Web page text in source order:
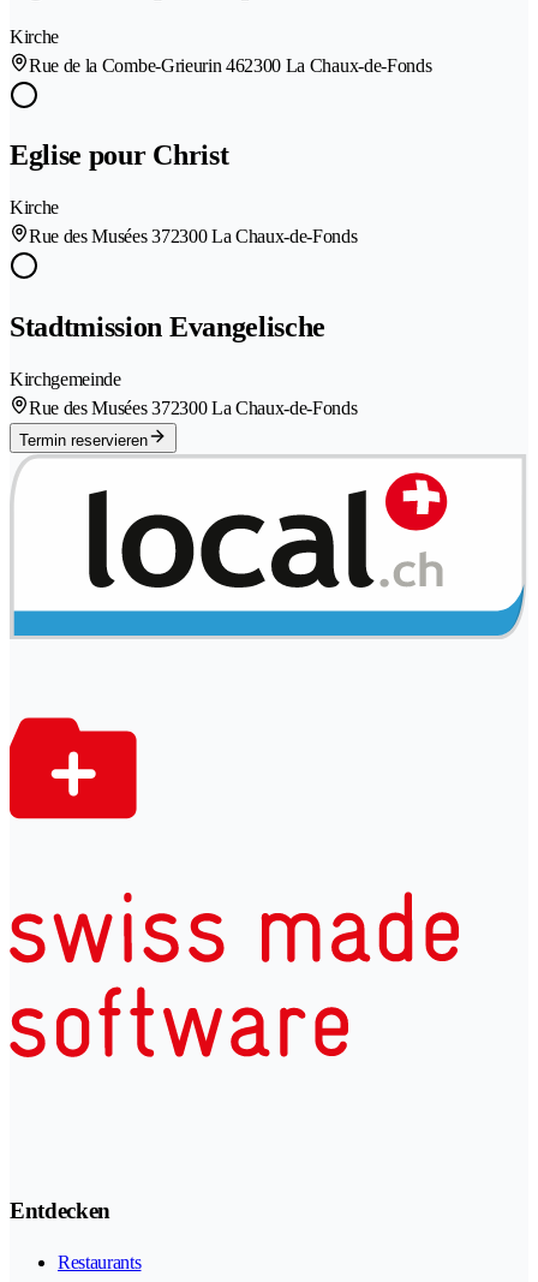
Kirche
Rue de la Combe-Grieurin 462300 La Chaux-de-Fonds
Eglise pour Christ
Kirche
Rue des Musées 372300 La Chaux-de-Fonds
Stadtmission Evangelische
Kirchgemeinde
Rue des Musées 372300 La Chaux-de-Fonds
Termin reservieren
Entdecken
Restaurants